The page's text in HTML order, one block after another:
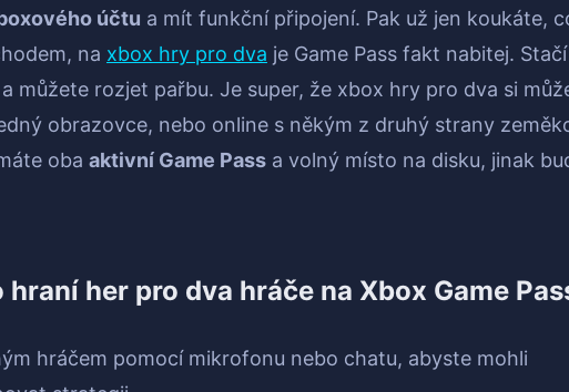
účtu a mít funkční připojení. Pak už jen koukáte,
na xbox hry pro dva je Game Pass fakt nabitej.
a můžete rozjet pařbu. Je super, že xbox hry pro dva si
obrazovce, nebo online s někým z druhý strany
oba aktivní Game Pass a volný místo na disku, jinak
her pro dva hráče na Xbox Game
hráčem pomocí mikrofonu nebo chatu, abyste mohli